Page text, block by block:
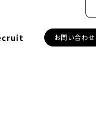
お問い合わせ